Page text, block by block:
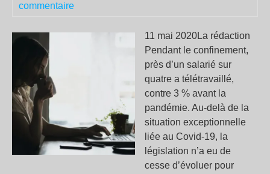
commentaire
11 mai 2020La rédaction
Pendant le confinement,
près d’un salarié sur
quatre a télétravaillé,
contre 3 % avant la
pandémie. Au-delà de la
situation exceptionnelle
liée au Covid-19, la
législation n’a eu de
cesse d’évoluer pour